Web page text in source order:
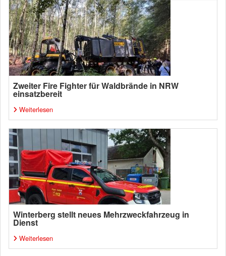
Zweiter Fire Fighter für Waldbrände in NRW
einsatzbereit
Weiterlesen
Winterberg stellt neues Mehrzweckfahrzeug in
Dienst
Weiterlesen